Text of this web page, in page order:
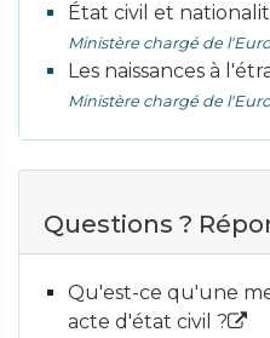
État civil et
Ministère chargé de
Les naissances à
Ministère chargé de
Questions ?
Qu'est-ce qu'une
acte d'état civil ?